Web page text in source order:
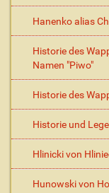
Hanenko alias
Historie des
Namen "Piwo"
Historie des
Historie und
Hlinicki von
Hunowski von